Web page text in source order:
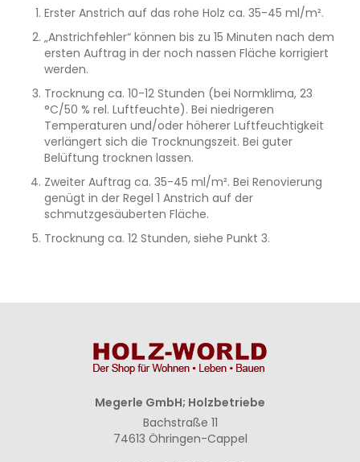
Erster Anstrich auf das rohe Holz ca. 35-45 ml/m².
„Anstrichfehler“ können bis zu 15 Minuten nach dem
ersten Auftrag in der noch nassen Fläche korrigiert
werden.
Trocknung ca. 10-12 Stunden (bei Normklima, 23
°C/50 % rel. Luftfeuchte). Bei niedrigeren
Temperaturen und/oder höherer Luftfeuchtigkeit
verlängert sich die Trocknungszeit. Bei guter
Belüftung trocknen lassen.
Zweiter Auftrag ca. 35-45 ml/m². Bei Renovierung
genügt in der Regel 1 Anstrich auf der
schmutzgesäuberten Fläche.
Trocknung ca. 12 Stunden, siehe Punkt 3.
Megerle GmbH; Holzbetriebe
Bachstraße 11
74613 Öhringen-Cappel